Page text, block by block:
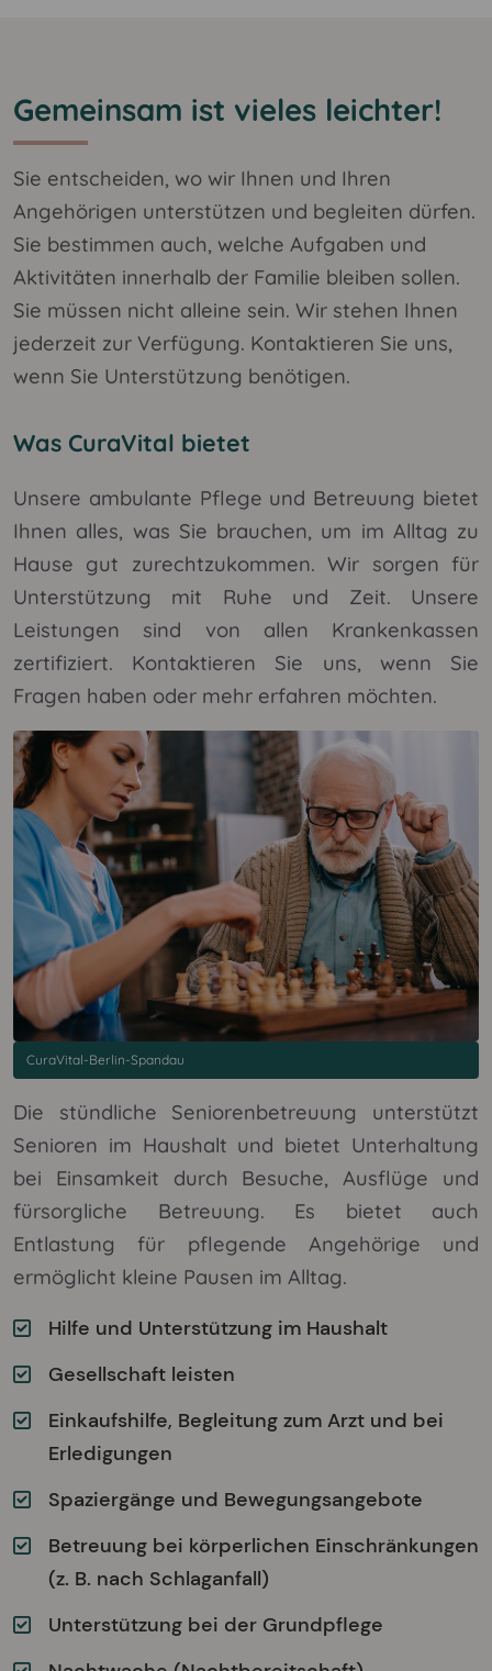
Gemeinsam ist vieles leichter!
Sie entscheiden, wo wir Ihnen und Ihren
Angehörigen unterstützen und begleiten dürfen.
Sie bestimmen auch, welche Aufgaben und
Aktivitäten innerhalb der Familie bleiben sollen.
Sie müssen nicht alleine sein. Wir stehen Ihnen
jederzeit zur Verfügung. Kontaktieren Sie uns,
wenn Sie Unterstützung benötigen.
Was CuraVital bietet
Unsere ambulante Pflege und Betreuung bietet
Ihnen alles, was Sie brauchen, um im Alltag zu
Hause gut zurechtzukommen. Wir sorgen für
Unterstützung mit Ruhe und Zeit. Unsere
Leistungen sind von allen Krankenkassen
zertifiziert. Kontaktieren Sie uns, wenn Sie
Fragen haben oder mehr erfahren möchten.
CuraVital-Berlin-Spandau
Die stündliche Seniorenbetreuung unterstützt
Senioren im Haushalt und bietet Unterhaltung
bei Einsamkeit durch Besuche, Ausflüge und
fürsorgliche Betreuung. Es bietet auch
Entlastung für pflegende Angehörige und
ermöglicht kleine Pausen im Alltag.
Hilfe und Unterstützung im Haushalt
Gesellschaft leisten
Einkaufshilfe, Begleitung zum Arzt und bei
Erledigungen
Spaziergänge und Bewegungsangebote
Betreuung bei körperlichen Einschränkungen
(z. B. nach Schlaganfall)
Unterstützung bei der Grundpflege